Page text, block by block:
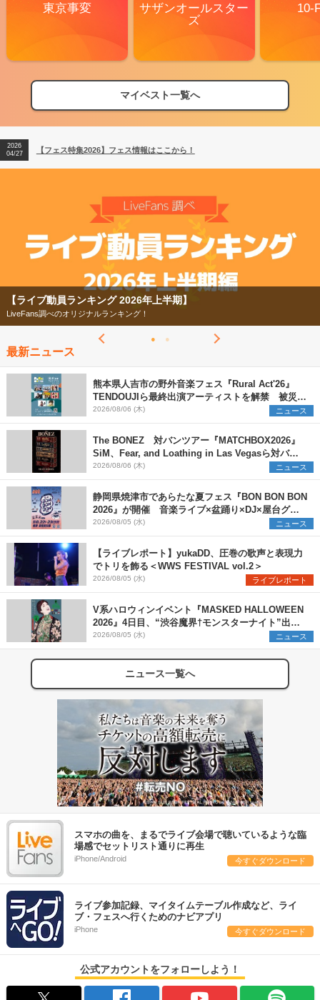
東京事変
サザンオールスター
ズ
10-
マイベスト一覧へ
【フェス特集2026】フェス情報はここから！
【ライブ動員ランキング】2026年上半期編発表！
2026
04/27
【フェス特集2026】フェス情報はここから！
2026
年上半期】
グ！
最新ニュース
熊本県人吉市の野外音楽フェス『Rural Act'26』
TENDOUJIら最終出演アーティストを解禁 被災地
支援プロジェクトの始動も発表
2026/08/06 (木) ニュース
The BONEZ 対バンツアー『MATCHBOX2026』
SiM、Fear, and Loathing in Las Vegasら対バン
アーティストを一斉解禁
2026/08/06 (木) ニュース
静岡県焼津市であらたな夏フェス『BON BON BON
2026』が開催 音楽ライブ×盆踊り×DJ×屋台グル
メ×ランタンナイトで彩る2日間
2026/08/05 (水) ニュース
【ライブレポート】yukaDD、圧巻の歌声と表現力
でトリを飾る＜WWS FESTIVAL vol.2＞
2026/08/05 (水) ライブレポート
V系ハロウィンイベント『MASKED HALLOWEEN
2026』4日目、“渋谷魔界†モンスターナイト”出演6
組を発表
2026/08/05 (水) ニュース
ニュース一覧へ
スマホの曲を、まるでライブ会場で聴いているような臨
場感でセットリスト通りに再生
iPhone/Android 今すぐダウンロード
ライブ参加記録、マイタイムテーブル作成など、ライ
ブ・フェスへ行くためのナビアプリ
iPhone 今すぐダウンロード
公式アカウントをフォローしよう！